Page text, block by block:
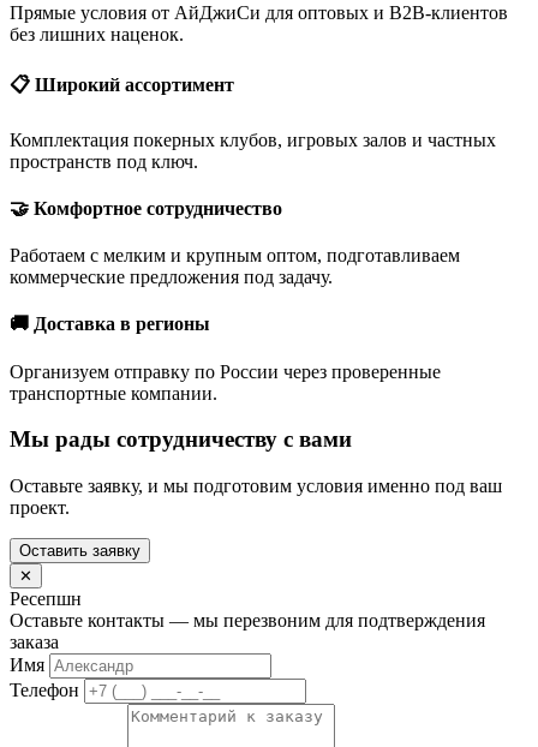
Прямые условия от АйДжиСи для оптовых и B2B-клиентов
без лишних наценок.
📋 Широкий ассортимент
Комплектация покерных клубов, игровых залов и частных
пространств под ключ.
🤝 Комфортное сотрудничество
Работаем с мелким и крупным оптом, подготавливаем
коммерческие предложения под задачу.
🚚 Доставка в регионы
Организуем отправку по России через проверенные
транспортные компании.
Мы рады сотрудничеству с вами
Оставьте заявку, и мы подготовим условия именно под ваш
проект.
Оставить заявку
✕
Ресепшн
Оставьте контакты — мы перезвоним для подтверждения
заказа
Имя
Телефон